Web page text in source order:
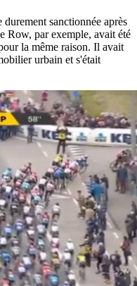
sanctionnée après
Row, par exemple, avait été
la même raison. Il avait
urbain et s'était